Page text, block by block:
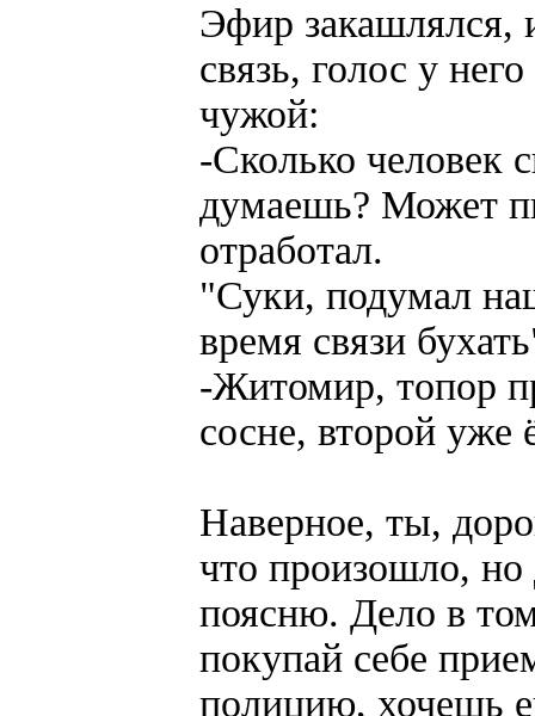
Эфир закашлялся,
связь, голос у
чужой:
-Сколько человек
думаешь? Может
отработал.
"Суки, подумал
время связи
-Житомир, топор
сосне, второй уже
Наверное, ты,
что произошло, но
поясню. Дело в
покупай себе
полицию, хочешь